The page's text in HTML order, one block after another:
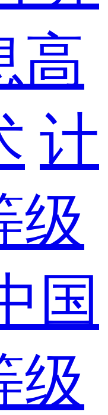
高
计
级
国
级